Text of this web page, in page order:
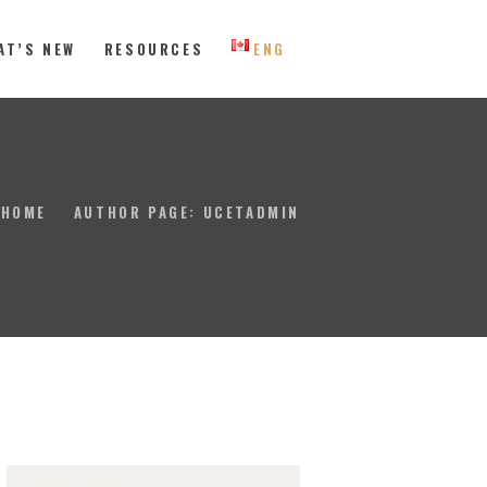
NEW RESOURCES ENG
HOME AUTHOR PAGE: UCETADMIN
Canada